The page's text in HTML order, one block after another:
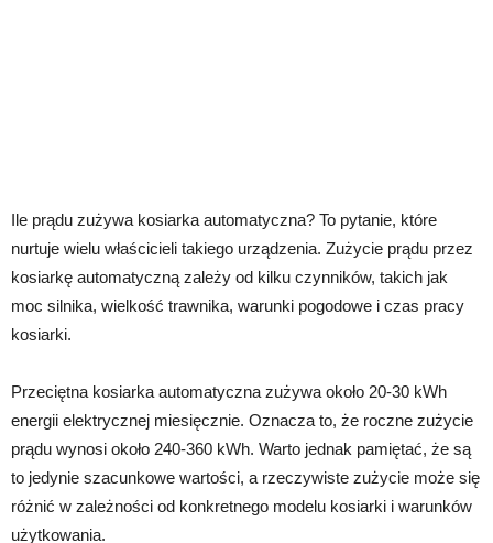
Ile prądu zużywa kosiarka automatyczna? To pytanie, które
nurtuje wielu właścicieli takiego urządzenia. Zużycie prądu przez
kosiarkę automatyczną zależy od kilku czynników, takich jak
moc silnika, wielkość trawnika, warunki pogodowe i czas pracy
kosiarki.
Przeciętna kosiarka automatyczna zużywa około 20-30 kWh
energii elektrycznej miesięcznie. Oznacza to, że roczne zużycie
prądu wynosi około 240-360 kWh. Warto jednak pamiętać, że są
to jedynie szacunkowe wartości, a rzeczywiste zużycie może się
różnić w zależności od konkretnego modelu kosiarki i warunków
użytkowania.